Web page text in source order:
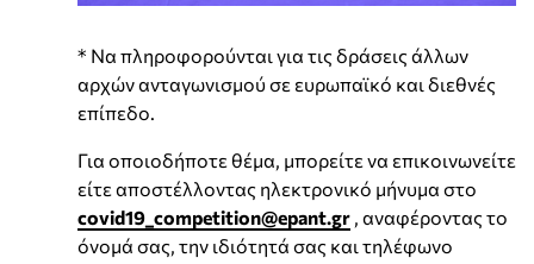
* Να πληροφορούνται για τις δράσεις άλλων
αρχών ανταγωνισμού σε ευρωπαϊκό και διεθνές
επίπεδο.
Για οποιοδήποτε θέμα, μπορείτε να επικοινωνείτε
είτε αποστέλλοντας ηλεκτρονικό μήνυμα στο
covid19_competition@epant.gr , αναφέροντας το
όνομά σας, την ιδιότητά σας και τηλέφωνο